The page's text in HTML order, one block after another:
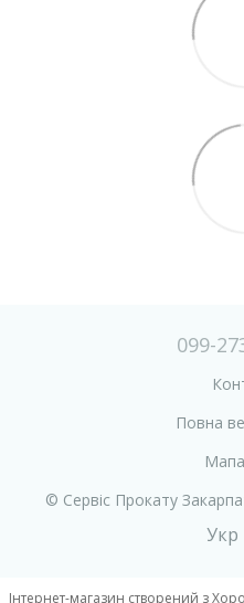
099-
Повна
© Сервіс Прокату
Укр
Інтернет-магазин створений з